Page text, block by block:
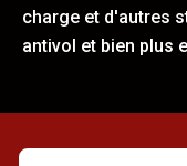
charge et d'autres
antivol et bien plus